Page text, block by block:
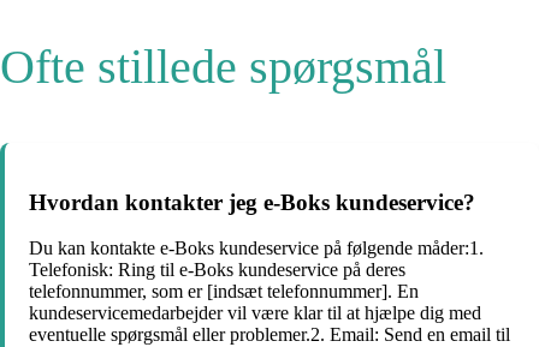
Ofte stillede spørgsmål
Hvordan kontakter jeg e-Boks kundeservice?
Du kan kontakte e-Boks kundeservice på følgende måder:1.
Telefonisk: Ring til e-Boks kundeservice på deres
telefonnummer, som er [indsæt telefonnummer]. En
kundeservicemedarbejder vil være klar til at hjælpe dig med
eventuelle spørgsmål eller problemer.2. Email: Send en email til